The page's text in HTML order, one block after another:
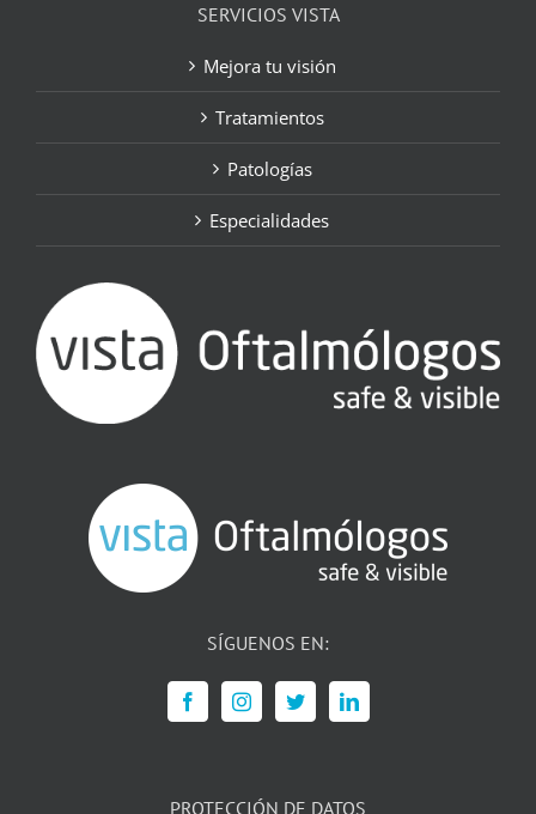
SERVICIOS VISTA
Mejora tu visión
Tratamientos
Patologías
Especialidades
SÍGUENOS EN:
PROTECCIÓN DE DATOS